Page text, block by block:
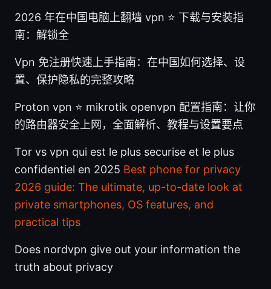
2026 年在中国电脑上翻墙 vpn ⭐ 下载与安装指
南：解锁全
Vpn 免注册快速上手指南：在中国如何选择、设
置、保护隐私的完整攻略
Proton vpn ⭐ mikrotik openvpn 配置指南：让你
的路由器安全上网，全面解析、教程与设置要点
Tor vs vpn qui est le plus securise et le plus
confidentiel en 2025 Best phone for privacy
2026 guide: The ultimate, up-to-date look at
private smartphones, OS features, and
practical tips
Does nordvpn give out your information the
truth about privacy